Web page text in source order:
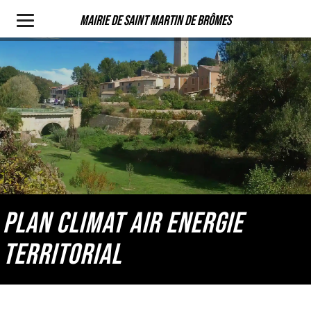
Mairie de Saint Martin de Brômes
PLAN CLIMAT AIR ENERGIE
TERRITORIAL